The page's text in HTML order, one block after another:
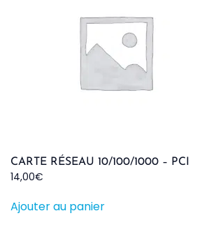
CARTE RÉSEAU 10/100/1000 – PCI
14,00€
Ajouter au panier